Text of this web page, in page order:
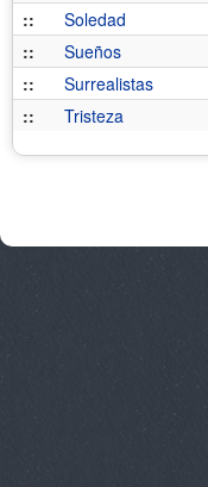
::
Soledad
::
Sueños
::
Surrealistas
::
Tristeza